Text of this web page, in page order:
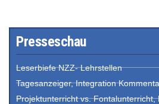
Presseschau
Leserbiefe NZZ- Lehrstellen
Tagesanzeiger, Integration
Projektunterricht vs. Fontalunterricht,